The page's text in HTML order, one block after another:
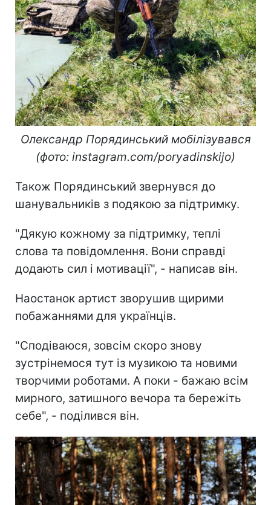
Олександр Порядинський мобілізувався
(фото: instagram.com/poryadinskijo)
Також Порядинський звернувся до
шанувальників з подякою за підтримку.
"Дякую кожному за підтримку, теплі
слова та повідомлення. Вони справді
додають сил і мотивації", - написав він.
Наостанок артист зворушив щирими
побажаннями для українців.
"Сподіваюся, зовсім скоро знову
зустрінемося тут із музикою та новими
творчими роботами. А поки - бажаю всім
мирного, затишного вечора та бережіть
себе", - поділився він.